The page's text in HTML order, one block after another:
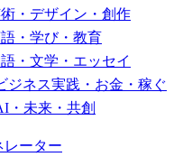
・デザイン・創作
・学び・教育
・文学・エッセイ
ジネス実践・お金・稼ぐ
・未来・共創
レーター